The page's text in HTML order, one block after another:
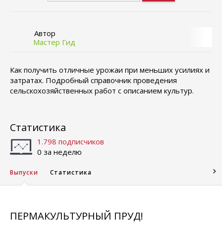
Автор
Мастер Гид
Как получить отличные урожаи при меньших усилиях и
затратах. Подробный справочник проведения
сельскохозяйственных работ с описанием культур.
Статистика
1.798 подписчиков
0 за неделю
Выпуски Статистика
ПЕРМАКУЛЬТУРНЫЙ ПРУД!